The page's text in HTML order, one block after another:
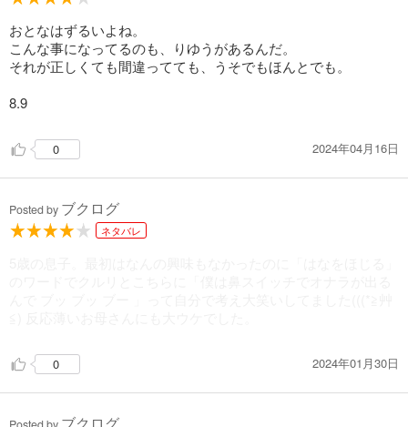
ぼくはハナをほじるクセがある。
おぎょうぎがわるいからとお母さんに怒られる。
だから、なにか、理由がほしい。
ちゃんとした理由があれば、ハナをほじってもいいんじゃない
さらに、びんぼうゆすりをしてしまう。
おとなはずるいよね。
こんな事になってるのも、りゆうがあるんだ。
それが正しくても間違ってても、うそでもほんとでも。
8.9
0 2024年04月16日
Posted by ブクログ
ネタバレ
0 2024年01月30日
ブクログ